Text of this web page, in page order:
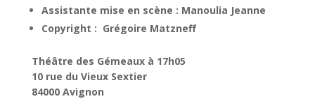
Assistante mise en scène : Manoulia Jeanne
Copyright : Grégoire Matzneff
Théâtre des Gémeaux à 17h05
10 rue du Vieux Sextier
84000 Avignon